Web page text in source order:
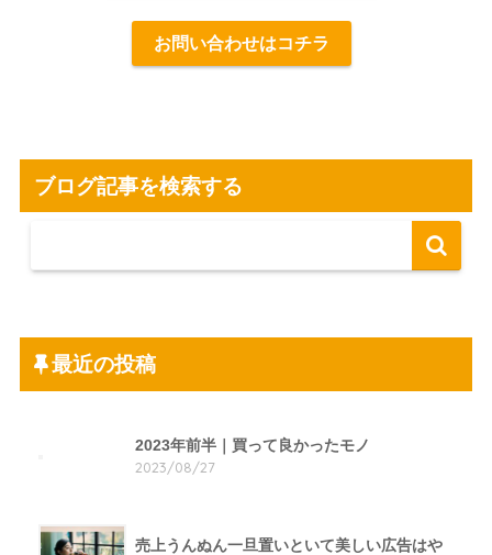
お問い合わせはコチラ
ブログ記事を検索する
最近の投稿
2023年前半｜買って良かったモノ
2023/08/27
売上うんぬん一旦置いといて美しい広告はや